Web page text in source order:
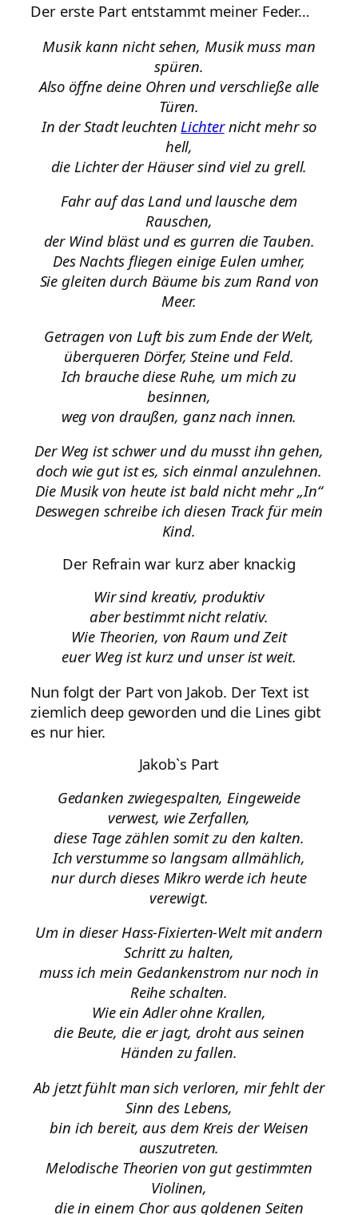
Der erste Part entstammt meiner Feder…
Musik kann nicht sehen, Musik muss man
spüren.
Also öffne deine Ohren und verschließe alle
Türen.
In der Stadt leuchten Lichternicht mehr so
hell,
die Lichter der Häuser sind viel zu grell.
Fahr auf das Land und lausche dem
Rauschen,
der Wind bläst und es gurren die Tauben.
Des Nachts fliegen einige Eulen umher,
Sie gleiten durch Bäume bis zum Rand von
Meer.
Getragen von Luft bis zum Ende der Welt,
überqueren Dörfer, Steine und Feld.
Ich brauche diese Ruhe, um mich zu
besinnen,
weg von draußen, ganz nach innen.
Der Weg ist schwer und du musst ihn gehen,
doch wie gut ist es, sich einmal anzulehnen.
Die Musik von heute ist bald nicht mehr „In“
Deswegen schreibe ich diesen Track für mein
Kind.
Der Refrain war kurz aber knackig
Wir sind kreativ, produktiv
aber bestimmt nicht relativ.
Wie Theorien, von Raum und Zeit
euer Weg ist kurz und unser ist weit.
Nun folgt der Part von Jakob. Der Text ist
ziemlich deep geworden und die Lines gibt
es nur hier.
Jakob`s Part
Gedanken zwiegespalten, Eingeweide
verwest, wie Zerfallen,
diese Tage zählen somit zu den kalten.
Ich verstumme so langsam allmählich,
nur durch dieses Mikro werde ich heute
verewigt.
Um in dieser Hass-Fixierten-Welt mit andern
Schritt zu halten,
muss ich mein Gedankenstrom nur noch in
Reihe schalten.
Wie ein Adler ohne Krallen,
die Beute, die er jagt, droht aus seinen
Händen zu fallen.
Ab jetzt fühlt man sich verloren, mir fehlt der
Sinn des Lebens,
bin ich bereit, aus dem Kreis der Weisen
auszutreten.
Melodische Theorien von gut gestimmten
Violinen,
die in einem Chor aus goldenen Seiten